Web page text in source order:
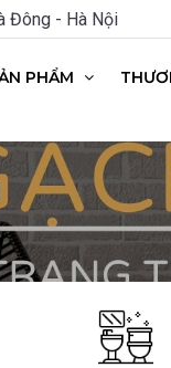
Đông - Hà Nội
PHẨM